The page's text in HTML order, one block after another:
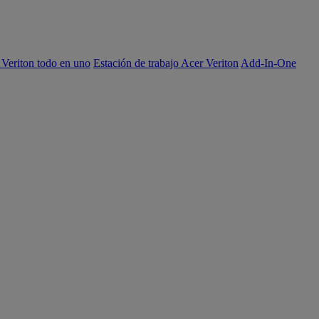
todo en uno Estación de trabajo Acer Veriton Add-In-One